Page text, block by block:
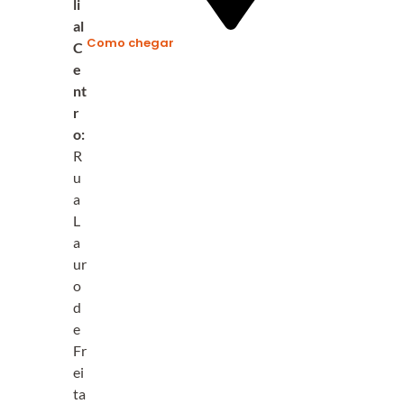
li
al
C
e
nt
r
o:
R
u
a
L
a
ur
o
d
e
Fr
ei
ta
Como chegar